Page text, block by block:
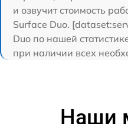
и озвучит стоимость
Surface Duo.
Duo по нашей
при наличии всех
Наши